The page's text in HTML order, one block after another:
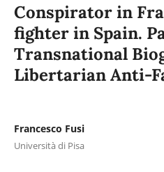
Conspirator in
fighter in Spain.
Transnational
Libertarian Anti-
Francesco Fusi
Università di Pisa